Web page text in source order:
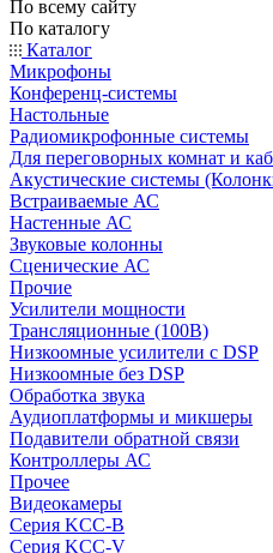
По всему сайту
По каталогу
Каталог
Микрофоны
Конференц-системы
Настольные
Радиомикрофонные системы
Для переговорных комнат и
Акустические системы
Встраиваемые АС
Настенные АС
Звуковые колонны
Сценические АС
Прочие
Усилители мощности
Трансляционные (100В)
Низкоомные усилители с DSP
Низкоомные без DSP
Обработка звука
Аудиоплатформы и микшеры
Подавители обратной связи
Контроллеры АС
Прочее
Видеокамеры
Серия KCC-B
Серия KCC-V